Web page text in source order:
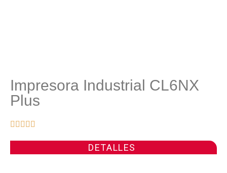
Impresora Industrial CL6NX
Plus
    
DETALLES